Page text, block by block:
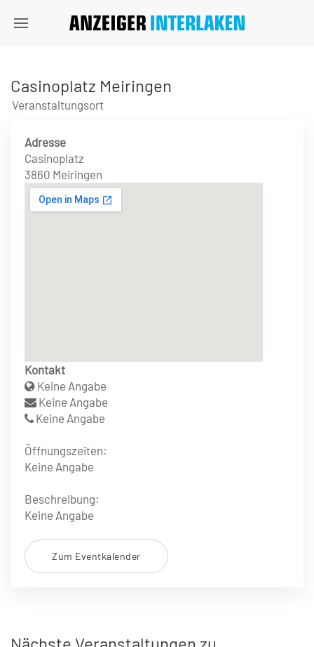
Casinoplatz Meiringen
Veranstaltungsort
Adresse
Casinoplatz
3860 Meiringen
Kontakt
Keine Angabe
Keine Angabe
Keine Angabe
Öffnungszeiten:
Keine Angabe
Beschreibung:
Keine Angabe
Zum Eventkalender